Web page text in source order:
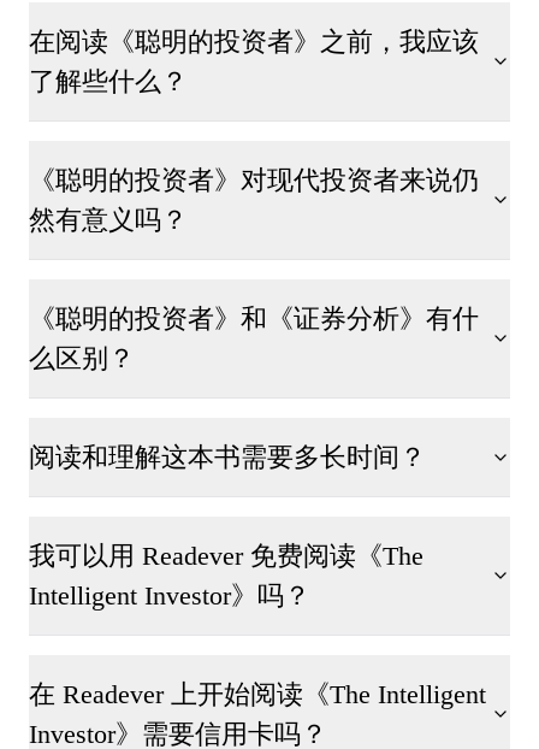
在阅读《聪明的投资者》之前，我应该
了解些什么？
《聪明的投资者》对现代投资者来说仍
然有意义吗？
《聪明的投资者》和《证券分析》有什
么区别？
阅读和理解这本书需要多长时间？
我可以用 Readever 免费阅读《The
Intelligent Investor》吗？
在 Readever 上开始阅读《The Intelligent
Investor》需要信用卡吗？